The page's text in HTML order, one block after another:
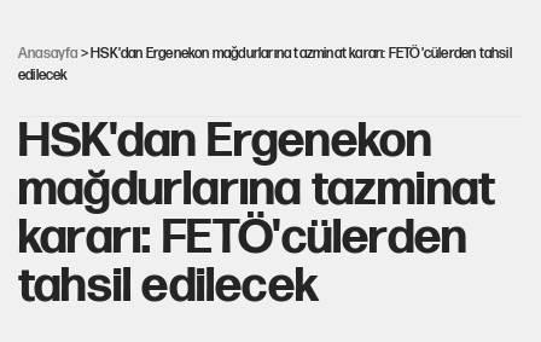
Anasayfa > HSK'dan Ergenekon mağdurlarına tazminat kararı: FETÖ'cülerden tahsil
edilecek
HSK'dan Ergenekon
mağdurlarına tazminat
kararı: FETÖ'cülerden
tahsil edilecek